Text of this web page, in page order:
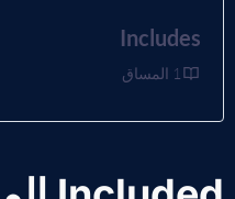
Includes
1 المساق